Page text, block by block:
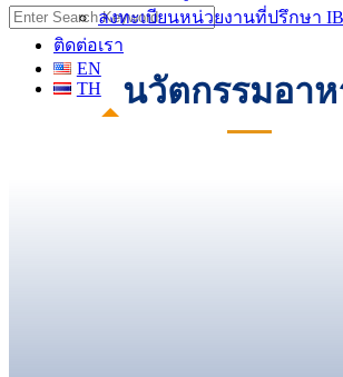
ลงทะเบียนหน่วยงานที่ปรึกษา
ติดต่อเรา
EN
TH
Search
for:
นวัตกรรมอาห